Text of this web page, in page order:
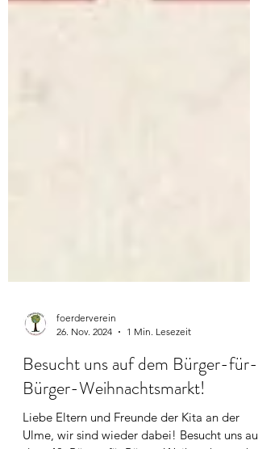
foerderverein
26. Nov. 2024
1 Min. Lesezeit
Besucht uns auf dem Bürger-für-
Bürger-Weihnachtsmarkt!